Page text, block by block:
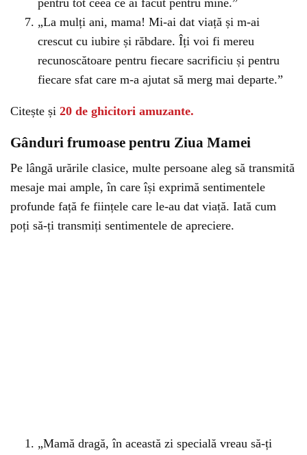
pentru tot ceea ce ai făcut pentru mine.”
„La mulți ani, mama! Mi-ai dat viață și m-ai
crescut cu iubire și răbdare. Îți voi fi mereu
recunoscătoare pentru fiecare sacrificiu și pentru
fiecare sfat care m-a ajutat să merg mai departe.”
Citește și 20 de ghicitori amuzante.
Gânduri frumoase pentru Ziua Mamei
Pe lângă urările clasice, multe persoane aleg să transmită
mesaje mai ample, în care își exprimă sentimentele
profunde față fe ființele care le-au dat viață. Iată cum
poți să-ți transmiți sentimentele de apreciere.
„Mamă dragă, în această zi specială vreau să-ți